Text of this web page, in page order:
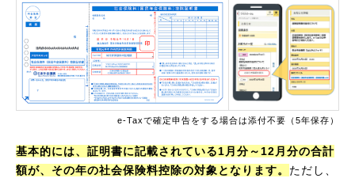
e-Taxで確定申告をする場合は添付不要（5年保存）
基本的には、証明書に記載されている1月分～12月分の合計
額が、その年の社会保険料控除の対象となります。 ただし、